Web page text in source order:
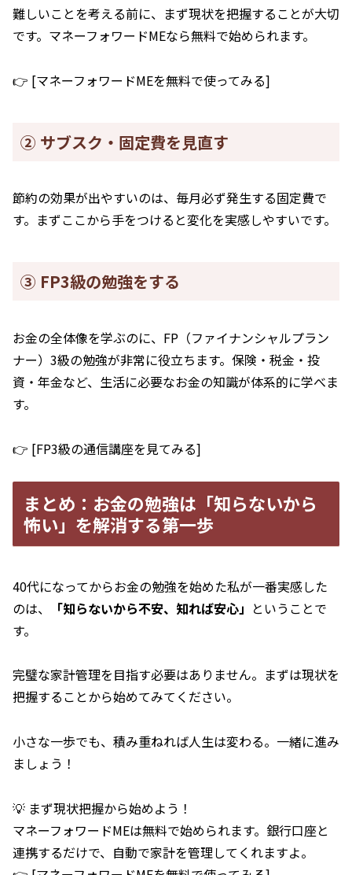
難しいことを考える前に、まず現状を把握することが大切
です。マネーフォワードMEなら無料で始められます。
👉 [マネーフォワードMEを無料で使ってみる]
② サブスク・固定費を見直す
節約の効果が出やすいのは、毎月必ず発生する固定費で
す。まずここから手をつけると変化を実感しやすいです。
③ FP3級の勉強をする
お金の全体像を学ぶのに、FP（ファイナンシャルプラン
ナー）3級の勉強が非常に役立ちます。保険・税金・投
資・年金など、生活に必要なお金の知識が体系的に学べま
す。
👉 [FP3級の通信講座を見てみる]
まとめ：お金の勉強は「知らないから
怖い」を解消する第一歩
40代になってからお金の勉強を始めた私が一番実感した
のは、
「知らないから不安、知れば安心」 ということで
す。
完璧な家計管理を目指す必要はありません。まずは現状を
把握することから始めてみてください。
小さな一歩でも、積み重ねれば人生は変わる。一緒に進み
ましょう！
💡 まず現状把握から始めよう！
マネーフォワードMEは無料で始められます。銀行口座と
連携するだけで、自動で家計を管理してくれますよ。